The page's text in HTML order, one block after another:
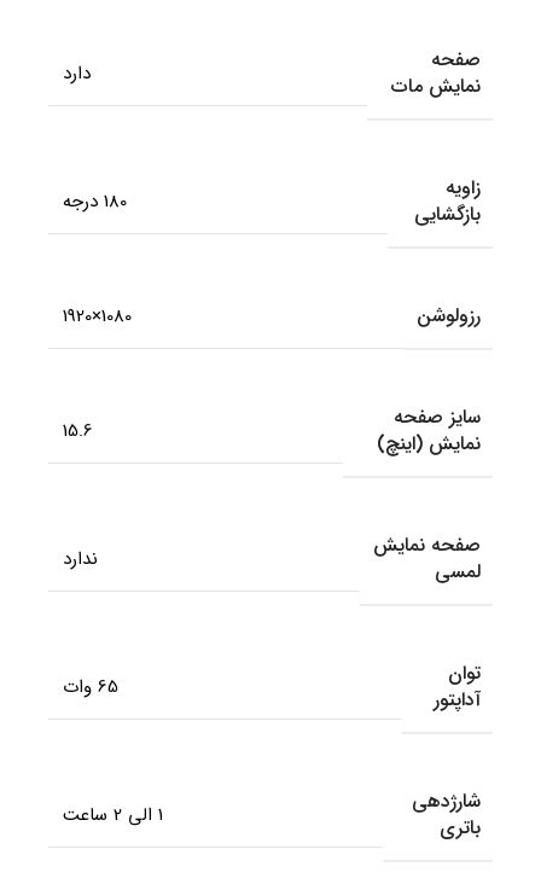
صفحه
نمایش مات
دارد
زاویه
بازگشایی
180 درجه
رزولوشن 1080×1920
سایز صفحه
نمایش (اینچ)
15.6
صفحه نمایش
لمسی
ندارد
توان
آداپتور
65 وات
شارژدهی
باتری
1 الی 2 ساعت